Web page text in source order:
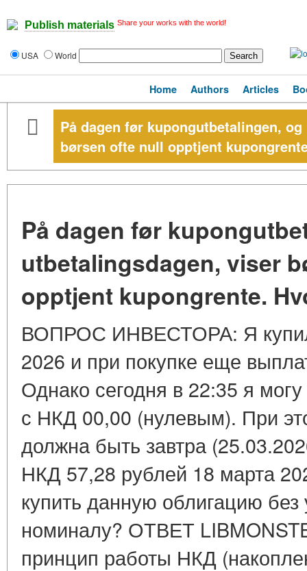
Publish materials Share your works with the world!
USA World
Home Authors Articles
På dagen før kupongutbetalingen,
børsen ofte null opptjent
På dagen før
utbetalingsdagen, viser
opptjent kupongrente.
ВОПРОС ИНВЕСТОРА: Я
2026 и при покупке еще
Однако сегодня в 22:35 я
с НКД 00,00 (нулевым). При
должна быть завтра
НКД 57,28 рублей 18 марта
купить данную облигацию
номиналу? ОТВЕТ
принцип работы НКД